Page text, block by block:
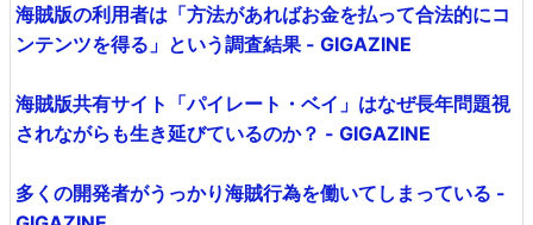
海賊版の利用者は「方法があればお金を払って合法的にコ
ンテンツを得る」という調査結果 - GIGAZINE
海賊版共有サイト「パイレート・ベイ」はなぜ長年問題視
されながらも生き延びているのか？ - GIGAZINE
多くの開発者がうっかり海賊行為を働いてしまっている -